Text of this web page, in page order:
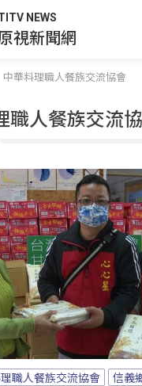
NEWS
視新聞網
中華料理職人餐族交流協會
職人餐族交流
職人餐族交流協會 信義